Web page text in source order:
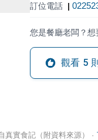
訂位電話 |
您是餐廳老闆？
觀看 5
真實食記（附資料來源） ·